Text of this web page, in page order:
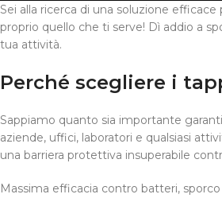
Sei alla ricerca di una soluzione
proprio quello che ti serve! Dì addio a
tua attività.
Perché scegliere i
Sappiamo quanto sia importante
aziende, uffici, laboratori e qualsiasi
una barriera protettiva insuperabile
Massima efficacia contro batteri,